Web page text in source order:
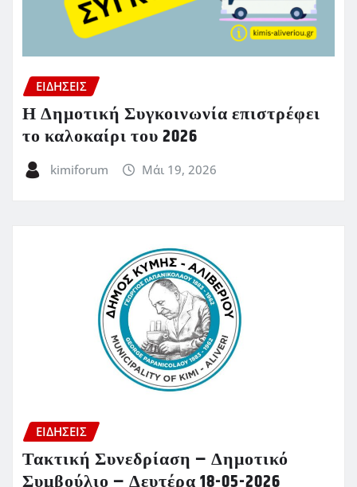
ΕΙΔΗΣΕΙΣ
Η Δημοτική Συγκοινωνία επιστρέφει
το καλοκαίρι του 2026
kimiforum Μάι 19, 2026
ΕΙΔΗΣΕΙΣ
Τακτική Συνεδρίαση – Δημοτικό